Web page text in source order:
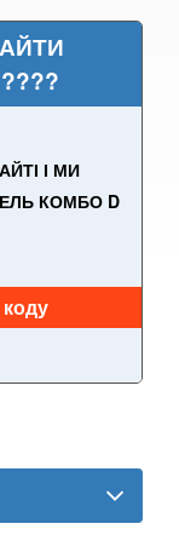
І МИ
КОМБО D